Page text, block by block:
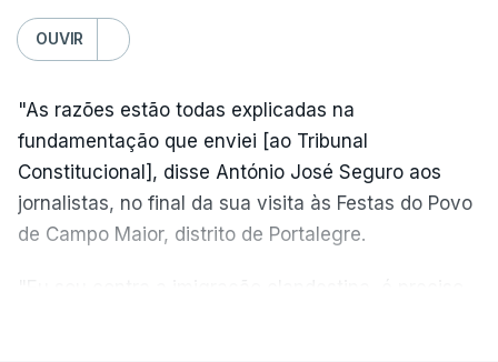
OUVIR
"As razões estão todas explicadas na
fundamentação que enviei [ao Tribunal
Constitucional], disse António José Seguro aos
jornalistas, no final da sua visita às Festas do Povo
de Campo Maior, distrito de Portalegre.